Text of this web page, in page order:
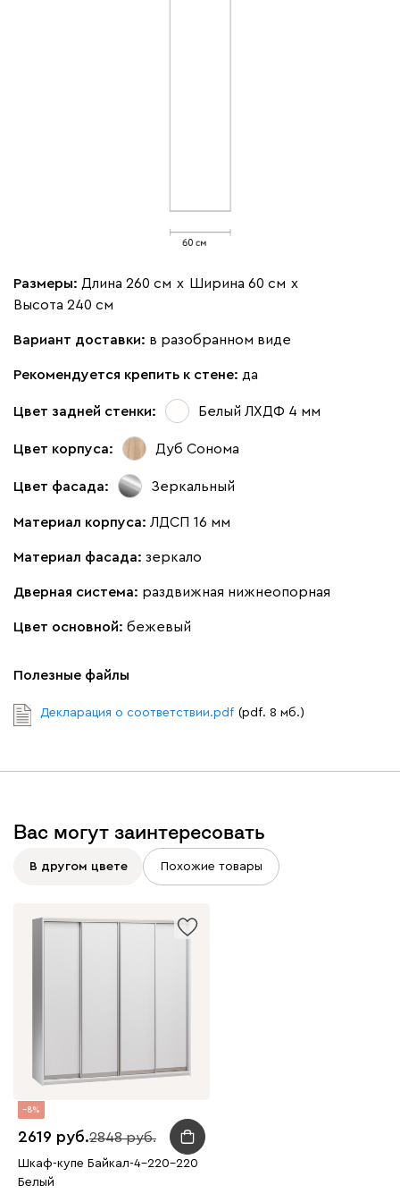
справа
Размеры: Длина 260 см х Ширина 60 см х
Высота 240 см
Вариант доставки: в разобранном виде
Рекомендуется крепить к стене: да
Цвет задней стенки: Белый ЛХДФ 4 мм
Цвет корпуса: Дуб Сонома
Цвет фасада: Зеркальный
Материал корпуса: ЛДСП 16 мм
Материал фасада: зеркало
Дверная система: раздвижная нижнеопорная
Цвет основной: бежевый
Полезные файлы
Декларация о соответствии.pdf (pdf. 8 мб.)
Вас могут заинтересовать
В другом цвете Похожие товары
8
2619 2848
Шкаф-купе Байкал-4-220-220
Белый